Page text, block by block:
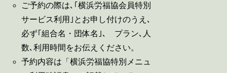
ご予約の際は､｢横浜労福協会員特別
サービス利用｣とお申し付けのうえ､
必ず｢組合名・団体名｣､ プラン､人
数､利用時間をお伝えください。
予約内容は「横浜労福協特別メニュ